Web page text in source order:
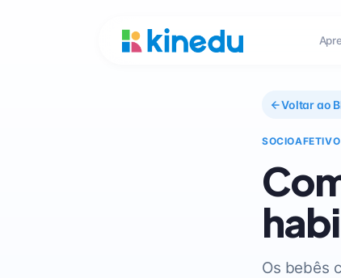
Voltar ao
SOCIOAFETIVO
Os bebês